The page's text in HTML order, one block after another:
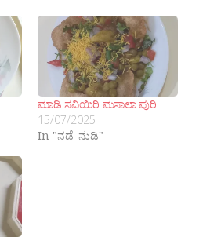
ಮಾಡಿ ಸವಿಯಿರಿ ಮಸಾಲಾ ಪುರಿ
15/07/2025
In "ನಡೆ-ನುಡಿ"